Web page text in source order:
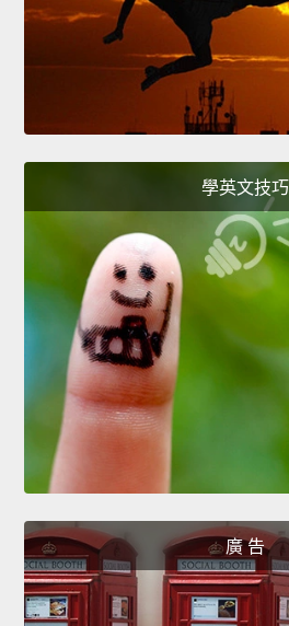
學英文技巧
廣 告